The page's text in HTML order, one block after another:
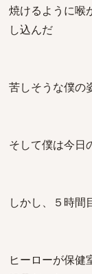
焼けるように喉
し込んだ
苦しそうな僕の
そして僕は今日
しかし、５時間
ヒーローが保健